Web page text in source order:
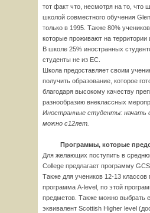
тот факт что, несмотря на то, что
школой совместного обучения
только в 1995. Также 80%
которые проживают на территории
В школе 25% иностранных
студенты не из ЕС.
Школа предоставляет своим
получить образование, которое
благодаря высокому качеству
разнообразию внеклассных
Иностранные студенты: начать
можно с12лет.
Программы, которые
Для желающих поступить в
College предлагает программу
Также для учеников 12-13 классов
программа A-level, по этой
предметов. Также можно выбрать
эквивалент Scottish Higher level